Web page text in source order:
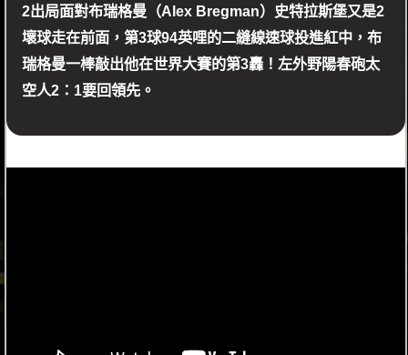
2出局面對布瑞格曼（Alex Bregman）史特拉斯堡又是2
壞球走在前面，第3球94英哩的二縫線速球投進紅中，布
瑞格曼一棒敲出他在世界大賽的第3轟！左外野陽春砲太
空人2：1要回領先。